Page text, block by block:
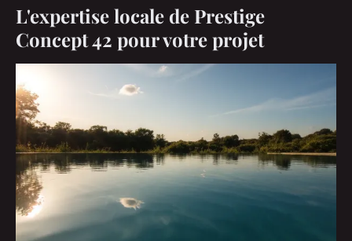
L'expertise locale de Prestige
Concept 42 pour votre projet